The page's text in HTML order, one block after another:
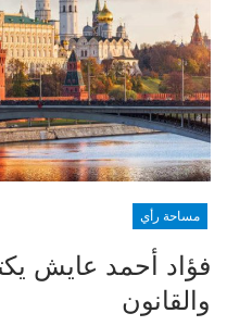
مساحة رأي
فؤاد أحمد عايش
والقانون